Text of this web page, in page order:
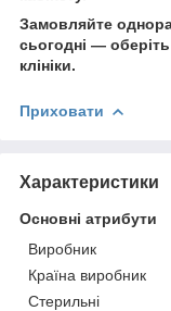
Замовляйте
сьогодні —
клініки.
Приховати
Характеристики
Основні атрибути
Виробник
Країна виробник
Стерильні